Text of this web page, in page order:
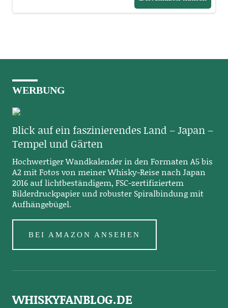
WERBUNG
Blick auf ein faszinierendes Land – Japan –
Tempel und Gärten
Hochwertiger Wandkalender in den Formaten A5 bis
A2 mit Fotos von meiner Whisky-Reise nach Japan
2016 auf lichtbeständigem, FSC-zertifiziertem
Bilderdruckpapier und robuster Spiralbindung mit
Aufhängebügel.
BEI AMAZON ANSEHEN
WHISKYFANBLOG.DE